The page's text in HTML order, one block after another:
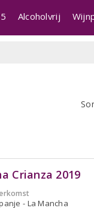
Alcoholvrij
Crianza 2019
- La Mancha